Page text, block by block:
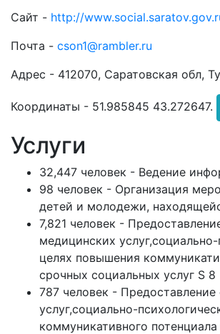
Сайт - http://
Почта - cson1@rambler.ru
Адрес - 412070, Саратовская обл,
Координаты - 51.985845 43.272647.
Услуги
32,447 человек - Ведение
98 человек - Организация
детей и молодежи,
7,821 человек -
медицинских
целях повышения
срочных социальных услуг S 8
787 человек -
услуг,социально-
коммуникативного